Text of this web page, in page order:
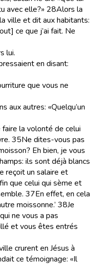
avec elle?» 28Alors la
ville et dit aux habitants:
ce que j’ai fait. Ne
lui.
en disant:
que vous ne
aux autres: «Quelqu’un
la volonté de celui
35Ne dites-vous pas
Eh bien, je vous
ils sont déjà blancs
reçoit un salaire et
que celui qui sème et
37En effet, en cela
moissonne.’ 38Je
ne vous a pas
et vous êtes entrés
crurent en Jésus à
ce témoignage: «Il